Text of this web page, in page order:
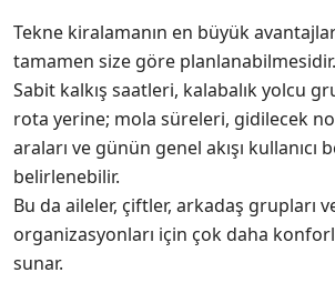
Tekne kiralamanın en büyük
tamamen size göre planlanabilmesidir.
Sabit kalkış saatleri, kalabalık yolcu
rota yerine; mola süreleri, gidilecek
araları ve günün genel akışı
belirlenebilir.
Bu da aileler, çiftler, arkadaş grupları
organizasyonları için çok daha
sunar.